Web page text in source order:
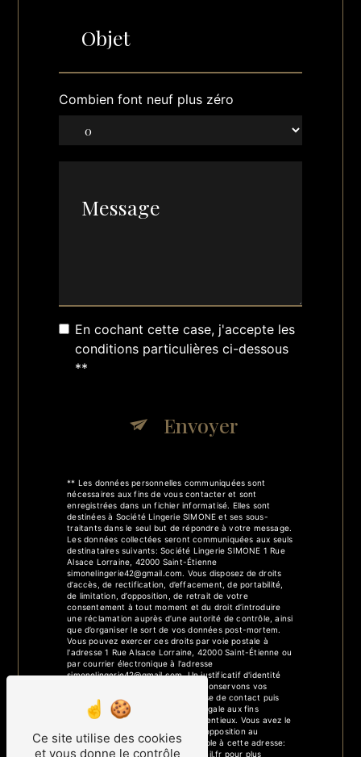
Combien font neuf plus zéro
En cochant cette case, j'accepte les
conditions particulières ci-dessous
**
Envoyer
** Les données personnelles communiquées sont
nécessaires aux fins de vous contacter et sont
enregistrées dans un fichier informatisé. Elles sont
destinées à Société Lingerie SIMONE et ses sous-
traitants dans le seul but de répondre à votre message.
Les données collectées seront communiquées aux seuls
destinataires suivants: Société Lingerie SIMONE 1 Rue
Alsace Lorraine, 42000 Saint-Étienne
simonelingerie42@gmail.com. Vous disposez de droits
d’accès, de rectification, d’effacement, de portabilité,
de limitation, d’opposition, de retrait de votre
consentement à tout moment et du droit d’introduire
une réclamation auprès d’une autorité de contrôle, ainsi
que d’organiser le sort de vos données post-mortem.
Vous pouvez exercer ces droits par voie postale à
l'adresse 1 Rue Alsace Lorraine, 42000 Saint-Étienne ou
par courrier électronique à l'adresse
simonelingerie42@gmail.com. Un justificatif d'identité
pourra vous être demandé. Nous conservons vos
données pendant la période de prise de contact puis
pendant la durée de prescription légale aux fins
probatoires et de gestion des contentieux. Vous avez le
droit de vous inscrire sur la liste d'opposition au
démarchage téléphonique, disponible à cette adresse:
Bloctel.gouv.fr. Consultez le site cnil.fr pour plus
Ce site utilise des cookies
et vous donne le contrôle